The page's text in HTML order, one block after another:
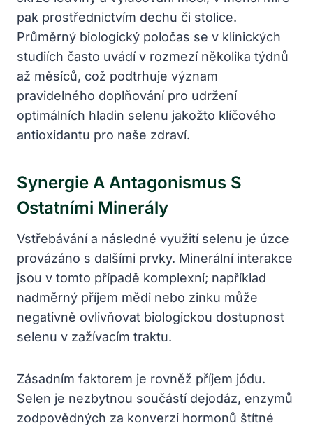
pak prostřednictvím dechu či stolice.
Průměrný biologický poločas se v klinických
studiích často uvádí v rozmezí několika týdnů
až měsíců, což podtrhuje význam
pravidelného doplňování pro udržení
optimálních hladin selenu jakožto klíčového
antioxidantu pro naše zdraví.
Synergie A Antagonismus S
Ostatními Minerály
Vstřebávání a následné využití selenu je úzce
provázáno s dalšími prvky. Minerální interakce
jsou v tomto případě komplexní; například
nadměrný příjem mědi nebo zinku může
negativně ovlivňovat biologickou dostupnost
selenu v zažívacím traktu.
Zásadním faktorem je rovněž příjem jódu.
Selen je nezbytnou součástí dejodáz, enzymů
zodpovědných za konverzi hormonů štítné